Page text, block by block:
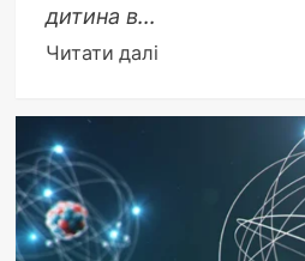
дитина в...
Читати даліДокладніше
Біографія
творчість